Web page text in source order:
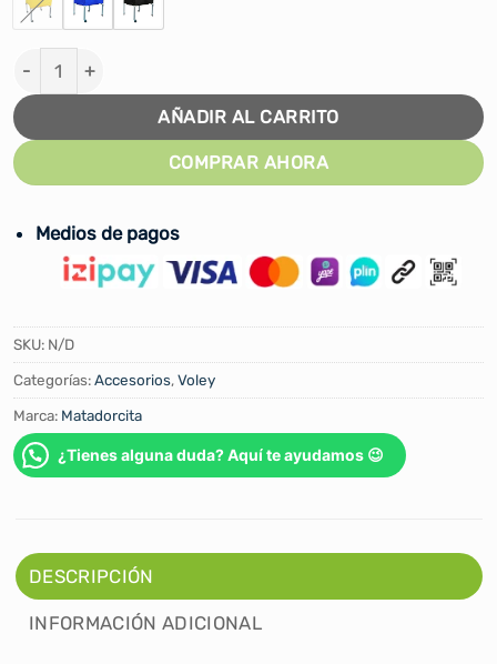
CARRO PORTABALÓN PLEGABLE CON ESTUCHE MTD
AÑADIR AL CARRITO
COMPRAR AHORA
Medios de pagos
SKU: N/D
Categorías:Accesorios,Voley
Marca: Matadorcita
¿Tienes alguna duda? Aquí te ayudamos 😉
DESCRIPCIÓN
INFORMACIÓN ADICIONAL